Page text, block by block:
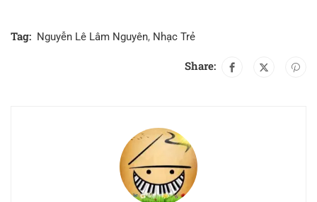
Tag: Nguyễn Lê Lâm Nguyên, Nhạc Trẻ
Share: